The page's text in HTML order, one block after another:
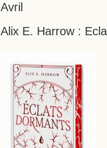
Avril
Alix E. Harrow :